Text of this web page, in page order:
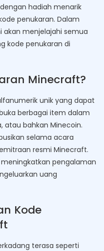
hadiah menarik
penukaran. Dalam
akan menjelajahi semua
kode penukaran di
Minecraft?
unik yang dapat
berbagai item dalam
atau bahkan Minecoin.
selama acara
resmi Minecraft.
pengalaman
uang
Kode
terasa seperti